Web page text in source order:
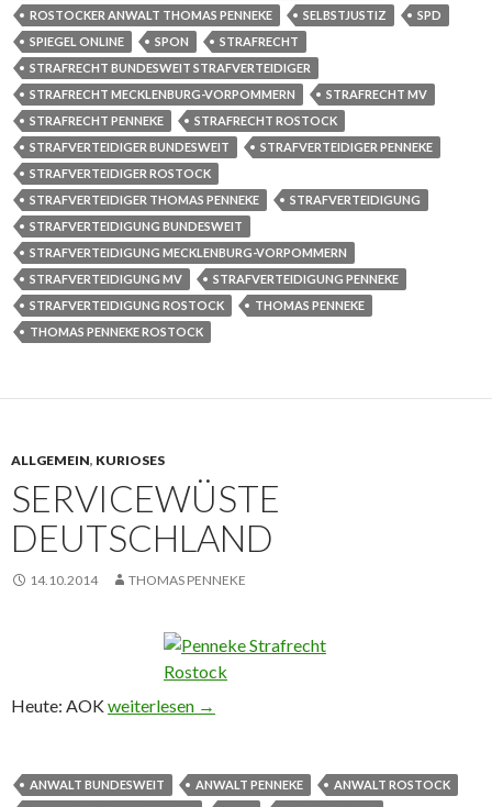
ROSTOCKER ANWALT THOMAS PENNEKE
SELBSTJUSTIZ
SPD
SPIEGEL ONLINE
SPON
STRAFRECHT
STRAFRECHT BUNDESWEIT STRAFVERTEIDIGER
STRAFRECHT MECKLENBURG-VORPOMMERN
STRAFRECHT MV
STRAFRECHT PENNEKE
STRAFRECHT ROSTOCK
STRAFVERTEIDIGER BUNDESWEIT
STRAFVERTEIDIGER PENNEKE
STRAFVERTEIDIGER ROSTOCK
STRAFVERTEIDIGER THOMAS PENNEKE
STRAFVERTEIDIGUNG
STRAFVERTEIDIGUNG BUNDESWEIT
STRAFVERTEIDIGUNG MECKLENBURG-VORPOMMERN
STRAFVERTEIDIGUNG MV
STRAFVERTEIDIGUNG PENNEKE
STRAFVERTEIDIGUNG ROSTOCK
THOMAS PENNEKE
THOMAS PENNEKE ROSTOCK
ALLGEMEIN, KURIOSES
SERVICEWÜSTE
DEUTSCHLAND
14.10.2014 THOMAS PENNEKE
Heute: AOKServicewüste Deutschland
weiterlesen →
ANWALT BUNDESWEIT ANWALT PENNEKE
ANWALT ROSTOCK